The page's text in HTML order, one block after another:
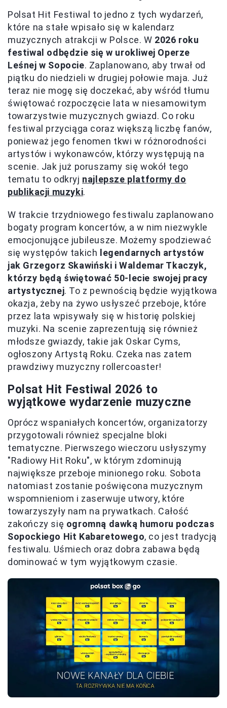
Polsat Hit Festiwal to jedno z tych wydarzeń,
które na stałe wpisało się w kalendarz
muzycznych atrakcji w Polsce. W 2026 roku
festiwal odbędzie się w urokliwej Operze
Leśnej w Sopocie. Zaplanowano, aby trwał od
piątku do niedzieli w drugiej połowie maja. Już
teraz nie mogę się doczekać, aby wśród tłumu
świętować rozpoczęcie lata w niesamowitym
towarzystwie muzycznych gwiazd. Co roku
festiwal przyciąga coraz większą liczbę fanów,
ponieważ jego fenomen tkwi w różnorodności
artystów i wykonawców, którzy występują na
scenie. Jak już poruszamy się wokół tego
tematu to odkryj najlepsze platformy do
publikacji muzyki.
W trakcie trzydniowego festiwalu zaplanowano
bogaty program koncertów, a w nim niezwykle
emocjonujące jubileusze. Możemy spodziewać
się występów takich
legendarnych artystów
jak Grzegorz Skawiński i Waldemar Tkaczyk,
którzy będą świętować 50-lecie swojej pracy
artystycznej. To z pewnością będzie wyjątkowa
okazja, żeby na żywo usłyszeć przeboje, które
przez lata wpisywały się w historię polskiej
muzyki. Na scenie zaprezentują się również
młodsze gwiazdy, takie jak Oskar Cyms,
ogłoszony Artystą Roku. Czeka nas zatem
prawdziwy muzyczny rollercoaster!
Polsat Hit Festiwal 2026 to
wyjątkowe wydarzenie muzyczne
Oprócz wspaniałych koncertów, organizatorzy
przygotowali również specjalne bloki
tematyczne. Pierwszego wieczoru usłyszymy
"Radiowy Hit Roku", w którym zdominują
największe przeboje minionego roku. Sobota
natomiast zostanie poświęcona muzycznym
wspomnieniom i zaserwuje utwory, które
towarzyszyły nam na prywatkach. Całość
zakończy się ogromną dawką humoru podczas
Sopockiego Hit Kabaretowego, co jest tradycją
festiwalu. Uśmiech oraz dobra zabawa będą
dominować w tym wyjątkowym czasie.